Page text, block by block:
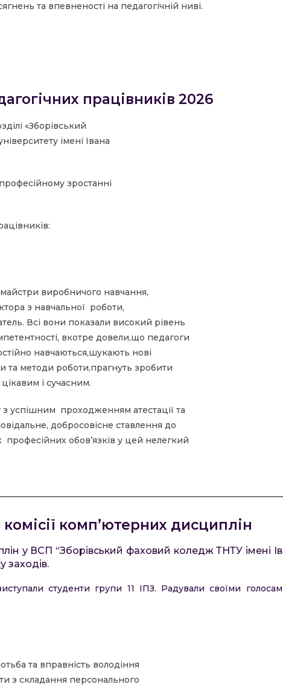
та впевненості на педагогічній ниві.
працівників 2026
«Зборівський
імені Івана
зростанні
виробничого навчання,
з навчальної роботи,
Всі вони показали високий рівень
вкотре довели,що педагоги
навчаються,шукають нові
та методи роботи,прагнуть зробити
і сучасним.
з успішним проходженням атестації та
добросовісне ставлення до
професійних обов’язків у цей нелегкий
комп’ютерних дисциплін
у ВСП “Зборівський фаховий коледж ТНТУ імені
заходів.
студенти групи 11 ІПЗ. Радували своїми
та вправність володіння
з складання персонального